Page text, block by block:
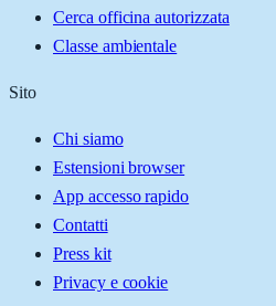
Cerca officina autorizzata
Classe ambientale
Sito
Chi siamo
Estensioni browser
App accesso rapido
Contatti
Press kit
Privacy e cookie